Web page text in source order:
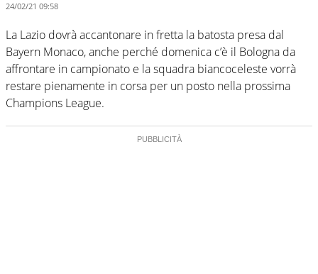
24/02/21 09:58
La Lazio dovrà accantonare in fretta la batosta presa dal
Bayern Monaco, anche perché domenica c’è il Bologna da
affrontare in campionato e la squadra biancoceleste vorrà
restare pienamente in corsa per un posto nella prossima
Champions League.